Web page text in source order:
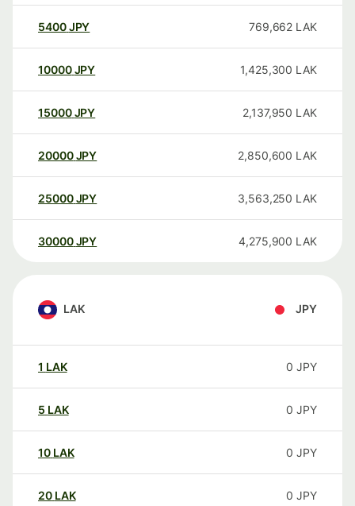
5400JPY 769,662 LAK
10000 JPY 1,425,300 LAK
15000 JPY 2,137,950 LAK
20000 JPY 2,850,600 LAK
25000 JPY 3,563,250 LAK
30000 JPY 4,275,900 LAK
LAK JPY
1 LAK 0 JPY
5 LAK 0 JPY
10 LAK 0 JPY
20 LAK 0 JPY